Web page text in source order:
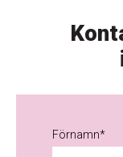
Förnamn*